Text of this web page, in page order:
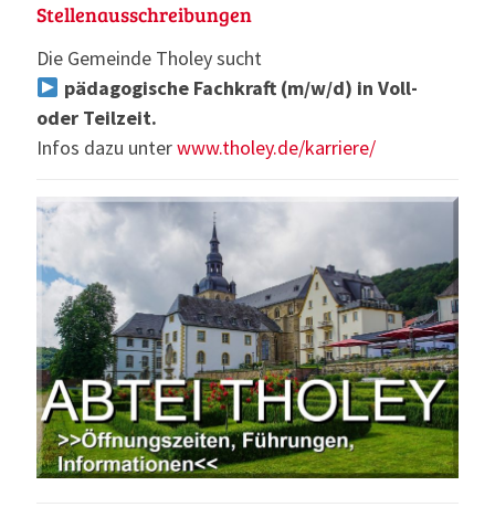
Stellenausschreibungen
Die Gemeinde Tholey sucht
pädagogische Fachkraft (m/w/d) in Voll-
oder Teilzeit.
Infos dazu unterwww.tholey.de/karriere/